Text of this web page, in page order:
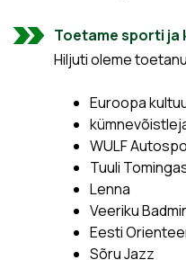
Toetame sporti ja
Hiljuti oleme
Euroopa
WULF
Tuuli
Lenna
Veeriku
Eesti
Sõru Jazz